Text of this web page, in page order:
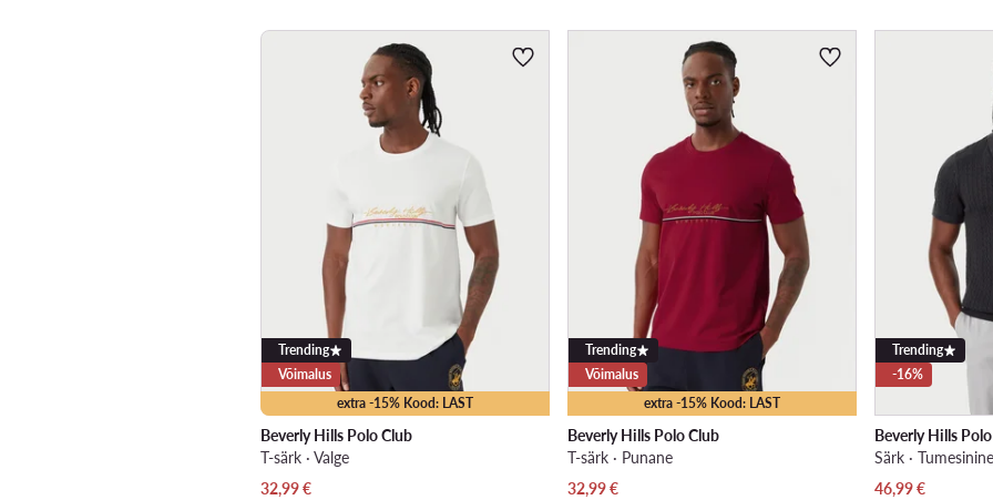
extra -15% Kood: LAST
Trending
Võimalus
Beverly Hills Polo Club
T-särk · Valge
Praegune hind
32,99€
extra -15% Kood: LAST
Trending
Võimalus
Beverly Hills Polo Club
T-särk · Punane
Praegune hind
32,99€
Trending
-16%
Beverly Hills
Särk ·
Praegune hind
46,99€